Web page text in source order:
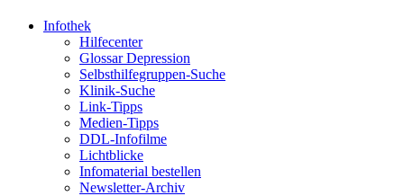
Infothek
Hilfecenter
Glossar Depression
Selbsthilfegruppen-Suche
Klinik-Suche
Link-Tipps
Medien-Tipps
DDL-Infofilme
Lichtblicke
Infomaterial bestellen
Newsletter-Archiv